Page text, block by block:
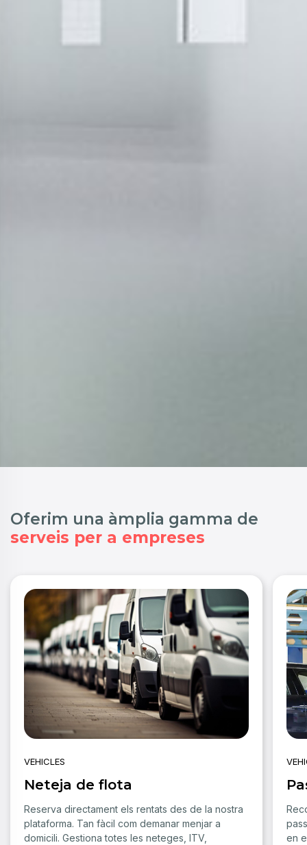
Oferim una àmplia gamma de
serveis per a empreses
VEHICLES
Neteja de flota
Reserva directament els rentats des de la nostra
plataforma. Tan fàcil com demanar menjar a
domicili. Gestiona totes les neteges, ITV,
en